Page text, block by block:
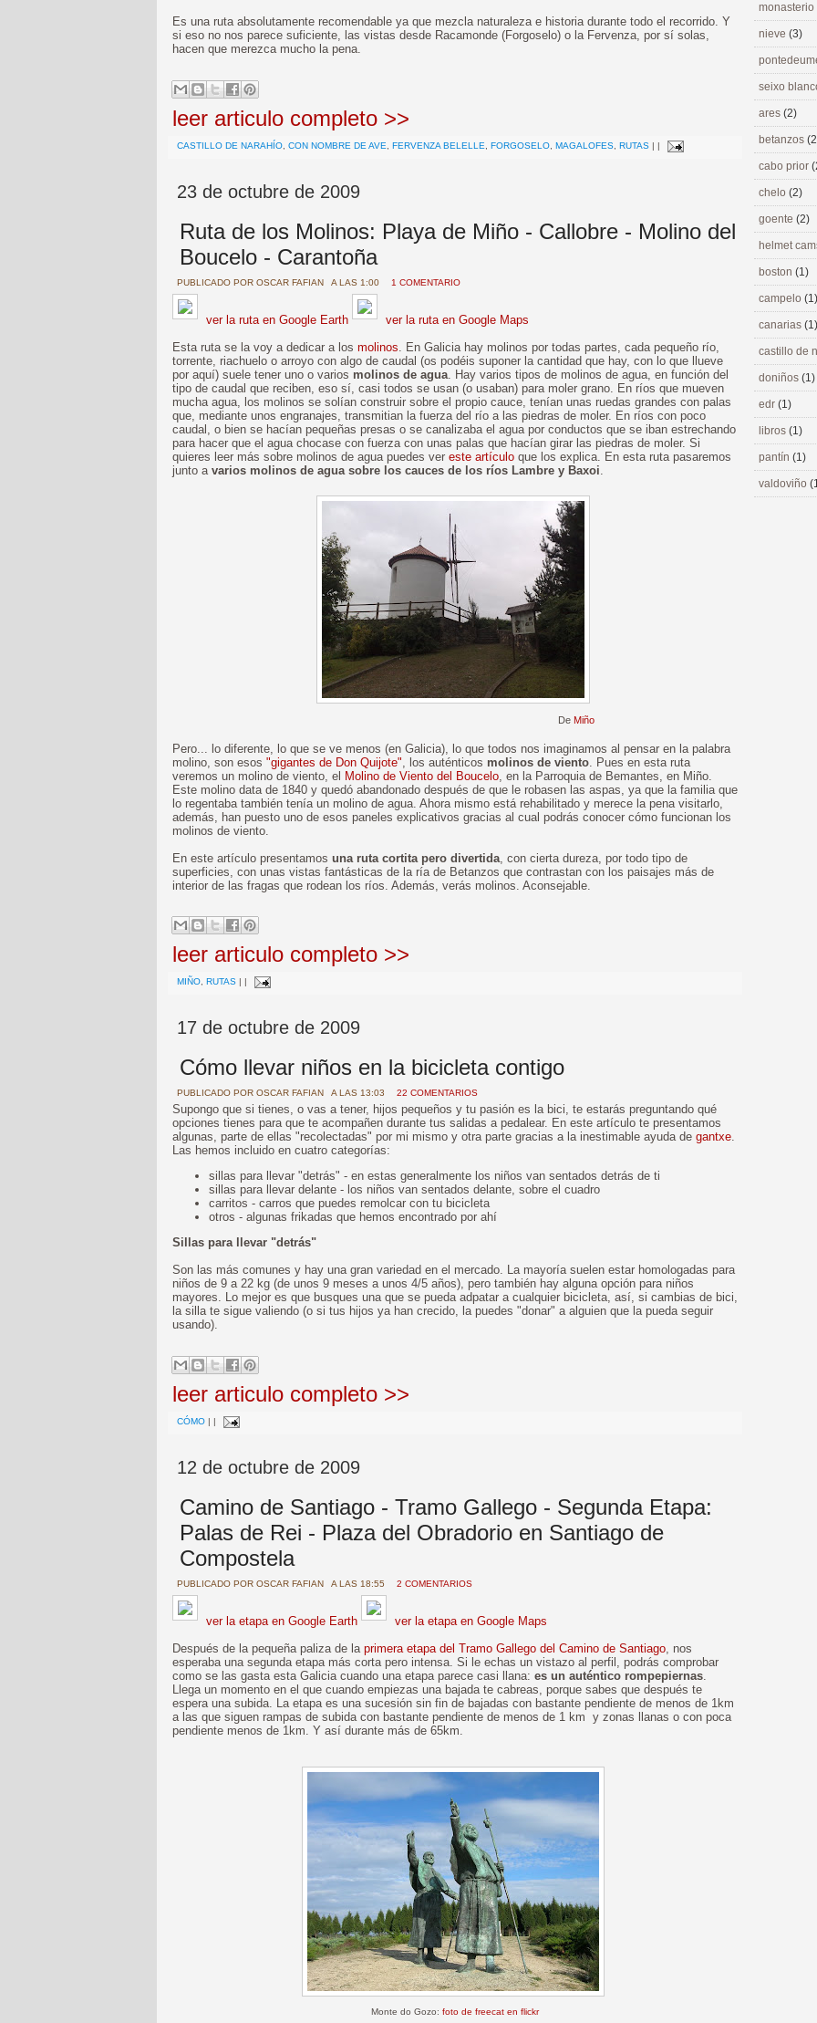
Es una ruta absolutamente recomendable ya que mezcla naturaleza e historia durante todo el recorrido. Y
si eso no nos parece suficiente, las vistas desde Racamonde (Forgoselo) o la Fervenza, por sí solas,
hacen que merezca mucho la pena.
leer articulo completo >>
CASTILLO DE NARAHÍO CON NOMBRE DE AVE FERVENZA BELELLE FORGOSELO MAGALOFES RUTAS | |
23 de octubre de 2009
Ruta de los Molinos: Playa de Miño - Callobre - Molino del
Boucelo - Carantoña
PUBLICADO POR OSCAR FAFIAN A LAS 1:00 1 COMENTARIO
ver la ruta en Google Earth
ver la ruta en Google Maps
Esta ruta se la voy a dedicar a los molinos . En Galicia hay molinos por todas partes, cada pequeño río,
torrente, riachuelo o arroyo con algo de caudal (os podéis suponer la cantidad que hay, con lo que llueve
por aquí) suele tener uno o varios molinos de agua . Hay varios tipos de molinos de agua, en función del
tipo de caudal que reciben, eso sí, casi todos se usan (o usaban) para moler grano. En ríos que mueven
mucha agua, los molinos se solían construir sobre el propio cauce, tenían unas ruedas grandes con palas
que, mediante unos engranajes, transmitian la fuerza del río a las piedras de moler. En ríos con poco
caudal, o bien se hacían pequeñas presas o se canalizaba el agua por conductos que se iban estrechando
para hacer que el agua chocase con fuerza con unas palas que hacían girar las piedras de moler. Si
quieres leer más sobre molinos de agua puedes ver este artículo que los explica. En esta ruta pasaremos
junto a varios molinos de agua sobre los cauces de los ríos Lambre y Baxoi
De Miño
Pero... lo diferente, lo que se ve menos (en Galicia), lo que todos nos imaginamos al pensar en la palabra
molino, son esos "gigantes de Don Quijote" , los auténticos molinos de viento . Pues en esta ruta
veremos un molino de viento, el Molino de Viento del Boucelo , en la Parroquia de Bemantes, en Miño.
Este molino data de 1840 y quedó abandonado después de que le robasen las aspas, ya que la familia que
lo regentaba también tenía un molino de agua. Ahora mismo está rehabilitado y merece la pena visitarlo,
además, han puesto uno de esos paneles explicativos gracias al cual podrás conocer cómo funcionan los
molinos de viento.
En este artículo presentamos una ruta cortita pero divertida , con cierta dureza, por todo tipo de
superficies, con unas vistas fantásticas de la ría de Betanzos que contrastan con los paisajes más de
interior de las fragas que rodean los ríos. Además, verás molinos. Aconsejable.
leer articulo completo >>
MIÑO RUTAS | |
17 de octubre de 2009
Cómo llevar niños en la bicicleta contigo
PUBLICADO POR OSCAR FAFIAN A LAS 13:03 22 COMENTARIOS
Supongo que si tienes, o vas a tener, hijos pequeños y tu pasión es la bici, te estarás preguntando qué
opciones tienes para que te acompañen durante tus salidas a pedalear. En este artículo te presentamos
algunas, parte de ellas "recolectadas" por mi mismo y otra parte gracias a la inestimable ayuda de gantxe.
Las hemos incluido en cuatro categorías:
sillas para llevar "detrás" - en estas generalmente los niños van sentados detrás de ti
sillas para llevar delante - los niños van sentados delante, sobre el cuadro
carritos - carros que puedes remolcar con tu bicicleta
otros - algunas frikadas que hemos encontrado por ahí
Sillas para llevar "detrás"
Son las más comunes y hay una gran variedad en el mercado. La mayoría suelen estar homologadas para
niños de 9 a 22 kg (de unos 9 meses a unos 4/5 años), pero también hay alguna opción para niños
mayores. Lo mejor es que busques una que se pueda adpatar a cualquier bicicleta, así, si cambias de bici,
la silla te sigue valiendo (o si tus hijos ya han crecido, la puedes "donar" a alguien que la pueda seguir
usando).
leer articulo completo >>
CÓMO | |
12 de octubre de 2009
Camino de Santiago - Tramo Gallego - Segunda Etapa:
Palas de Rei - Plaza del Obradorio en Santiago de
Compostela
PUBLICADO POR OSCAR FAFIAN A LAS 18:55 2 COMENTARIOS
ver la etapa en Google Earth
ver la etapa en Google Maps
Después de la pequeña paliza de la primera etapa del Tramo Gallego del Camino de Santiago , nos
esperaba una segunda etapa más corta pero intensa. Si le echas un vistazo al perfil, podrás comprobar
como se las gasta esta Galicia cuando una etapa parece casi llana: es un auténtico rompepiernas
Llega un momento en el que cuando empiezas una bajada te cabreas, porque sabes que después te
espera una subida. La etapa es una sucesión sin fin de bajadas con bastante pendiente de menos de 1km
a las que siguen rampas de subida con bastante pendiente de menos de 1 km y zonas llanas o con poca
pendiente menos de 1km. Y así durante más de 65km.
Monte do Gozo: foto de freecat en flickr
nieve (3)
seixo
ares (2)
betanzos
cabo prior
chelo (2)
goente (2)
helmet
boston (1)
campelo (1)
canarias (1)
castillo de
doniños (1)
edr (1)
libros (1)
pantín (1)
valdoviño